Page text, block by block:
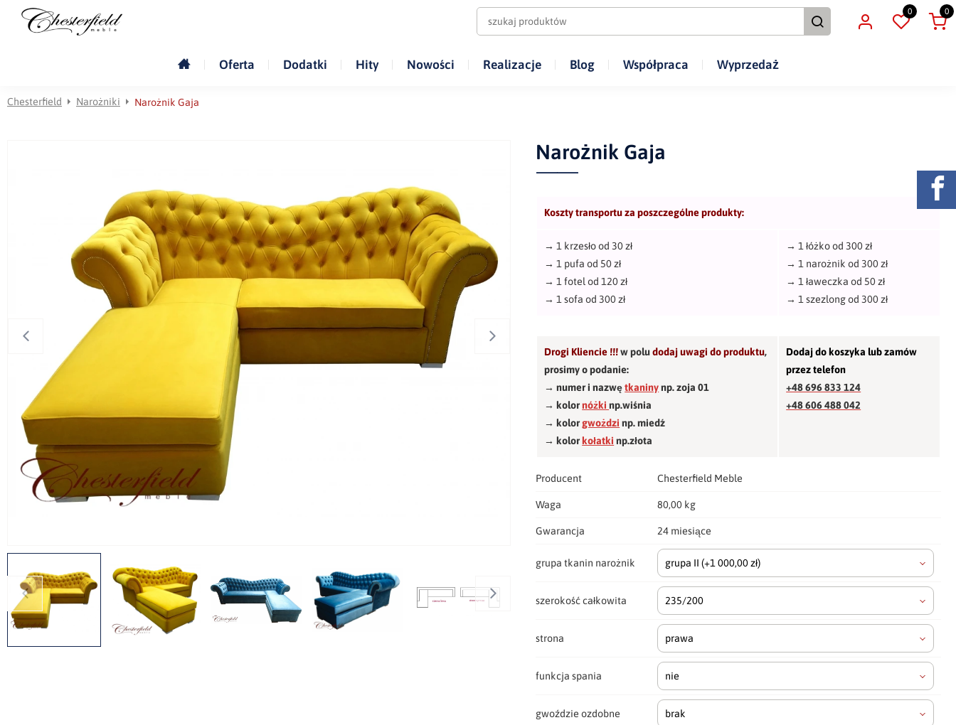
0 0
Oferta Dodatki Hity Nowości Realizacje Blog Współpraca Wyprzedaż
Chesterfield Narożniki Narożnik Gaja
Narożnik Gaja
Koszty transportu za poszczególne produkty:
→1 krzesło od 30 zł
→1 pufa od 50 zł
→ 1 fotel od 120 zł
→1 sofa od 300 zł
→1 łóżko od 300 zł
→1 narożnik od 300 zł
→1 ławeczka od 50 zł
→1 szezlong od 300 zł
Drogi Kliencie !!!w poludodaj uwagi do produktu,
prosimy o podanie:
→ numer i nazwętkaninynp. zoja 01
→ kolornóżkinp.wiśnia
→ kolorgwożdzi np. miedź
→ kolorkołatki np.złota
Dodaj do koszyka lub zamów
przez telefon
+48 696 833 124
+48 606 488 042
Producent Chesterfield Meble
Waga 80,00 kg
Gwarancja 24 miesiące
grupa tkanin narożnik grupa II(+1 000,00 zł)
szerokość całkowita 235/200
strona prawa
funkcja spania nie
gwoździe ozdobne brak